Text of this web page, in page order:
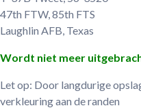
47th FTW, 85th FTS
Laughlin AFB, Texas
Wordt niet meer
Let op: Door langdurige
verkleuring aan de randen